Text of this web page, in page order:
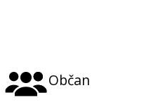
Občan